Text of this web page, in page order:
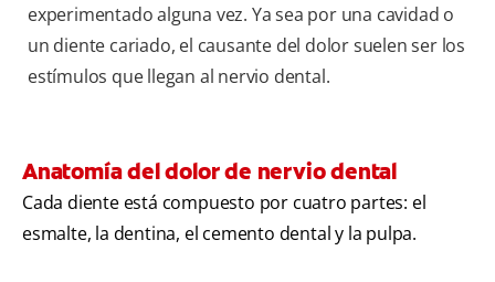
experimentado alguna vez. Ya sea por una cavidad o
un diente cariado, el causante del dolor suelen ser los
estímulos que llegan al nervio dental.
Anatomía del dolor de nervio dental
Cada diente está compuesto por cuatro partes: el
esmalte, la dentina, el cemento dental y la pulpa.